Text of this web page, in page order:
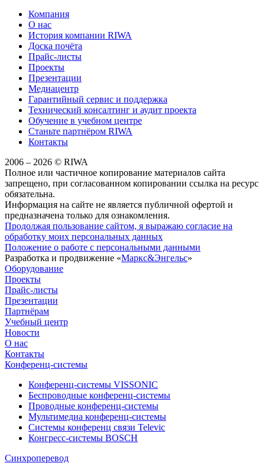
Компания
О нас
История компании RIWA
Доска почёта
Прайс-листы
Проекты
Презентации
Медиацентр
Гарантийный сервис и поддержка
Технический консалтинг и аудит проекта
Обучение в учебном центре
Станьте партнёром RIWA
Контакты
2006 – 2026 © RIWA
Полное или частичное копирование материалов сайта
запрещено, при согласованном копировании ссылка на ресурс
обязательна.
Информация на сайте не является публичной офертой и
предназначена только для ознакомления.
Продолжая пользование сайтом, я выражаю согласие на
обработку моих персональных данных
Положение о работе с персональными данными
Разработка и продвижение «Маркс&Энгельс»
Оборудование
Проекты
Прайс-листы
Презентации
Партнёрам
Учебный центр
Новости
О нас
Контакты
Конференц-системы
Конференц-системы VISSONIC
Беспроводные конференц-системы
Проводные конференц-системы
Мультимедиа конференц-системы
Системы конференц связи Televic
Конгресс-системы BOSCH
Синхроперевод